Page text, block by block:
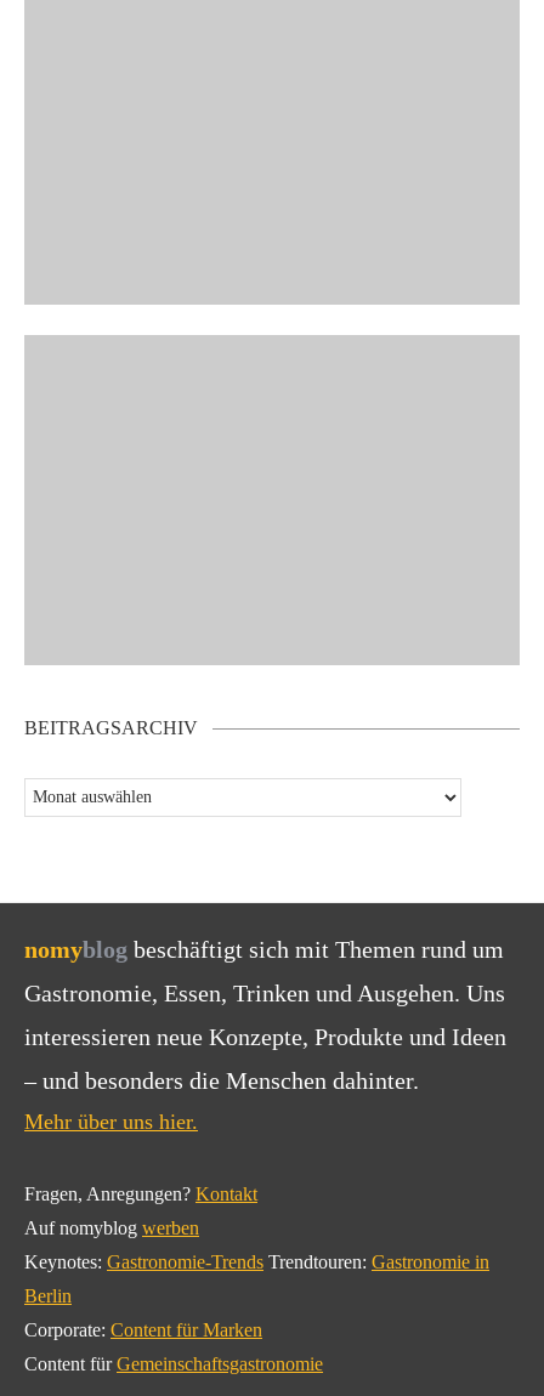
BEITRAGSARCHIV
nomyblog beschäftigt sich mit Themen rund um
Gastronomie, Essen, Trinken und Ausgehen. Uns
interessieren neue Konzepte, Produkte und Ideen
– und besonders die Menschen dahinter.
Mehr über uns hier.
Fragen, Anregungen? Kontakt
Auf nomyblog werben
Keynotes: Gastronomie-Trends Trendtouren: Gastronomie in
Berlin
Corporate: Content für Marken
Content fürGemeinschaftsgastronomie